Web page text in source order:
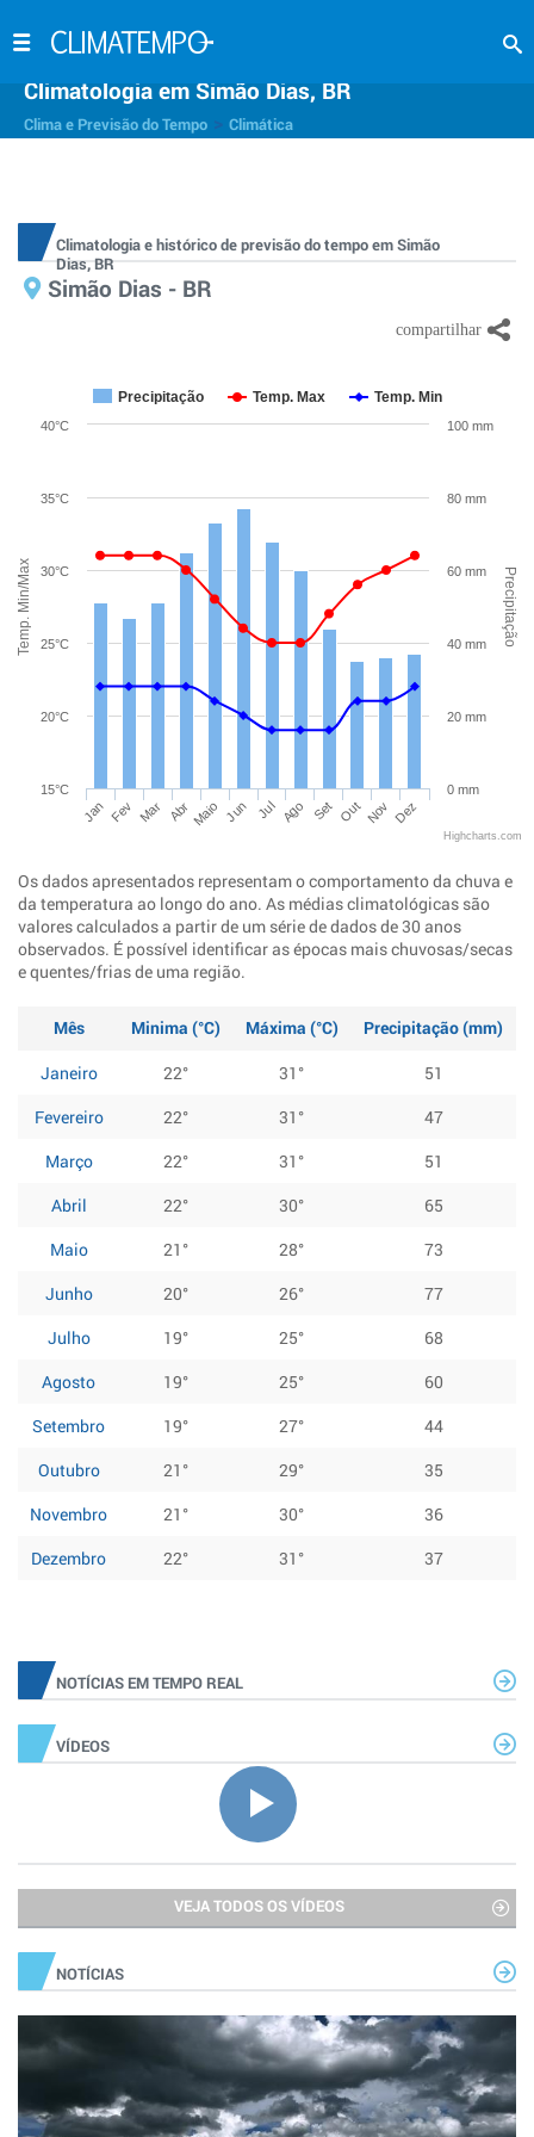
Climatologia em Simão Dias, BR
Clima e Previsão do Tempo Climática
Climatologia e histórico de previsão do tempo em Simão
Dias, BR
Simão Dias - BR
Temp. Min/Max Precipitação
Precipitação Temp. Max Temp. Min
Jan Fev Mar Abr Maio Jun Jul Ago Set Out Nov Dez
15°C
20°C
25°C
30°C
35°C
40°C
0 mm
20 mm
40 mm
60 mm
80 mm
100 mm
Highcharts.com
Os dados apresentados representam o comportamento da chuva e
da temperatura ao longo do ano. As médias climatológicas são
valores calculados a partir de um série de dados de 30 anos
observados. É possível identificar as épocas mais chuvosas/secas
e quentes/frias de uma região.
Mês Minima (°C) Máxima (°C)
Precipitação (mm)
Janeiro
22° 31°
51
Fevereiro
22° 31°
47
Março
22° 31°
51
Abril
22° 30°
65
Maio
21° 28°
73
Junho
20° 26°
77
Julho
19° 25°
68
Agosto
19° 25°
60
Setembro
19° 27°
44
Outubro
21° 29°
35
Novembro
21° 30°
36
Dezembro
22° 31° 37
NOTÍCIAS EM TEMPO REAL
VÍDEOS
VEJA TODOS OS VÍDEOS
NOTÍCIAS